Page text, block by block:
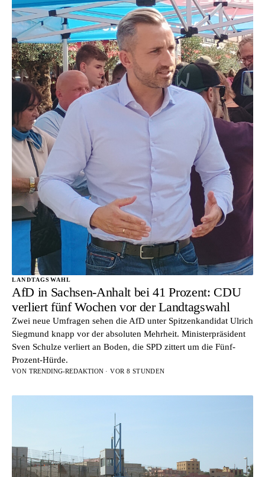
LANDTAGSWAHL
AfD in Sachsen-Anhalt bei 41 Prozent: CDU
verliert fünf Wochen vor der Landtagswahl
Zwei neue Umfragen sehen die AfD unter Spitzenkandidat Ulrich
Siegmund knapp vor der absoluten Mehrheit. Ministerpräsident
Sven Schulze verliert an Boden, die SPD zittert um die Fünf-
Prozent-Hürde.
VON TRENDING-REDAKTION· VOR 8 STUNDEN